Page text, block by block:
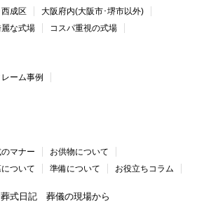
成区
大阪府内(大阪市･堺市以外)
な式場 コスパ重視の式場
レーム事例
マナー
お供物について
ついて 準備について お役立ちコラム
式日記 葬儀の現場から